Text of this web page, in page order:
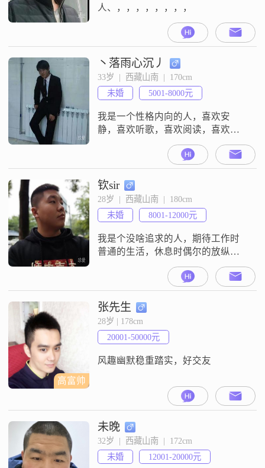
人、，，，，，，，，
丶落雨心沉丿
33岁  |  西藏山南  |  170cm
未婚
5001-8000元
我是一个性格内向的人，喜欢安
静，喜欢听歌，喜欢阅读，喜欢看
书，对择偶没什么太大的要求，只
要安心顾家真心对我，对我父母好
就行，当然了，我也会顾家，努力
工作，对你父母好，担起作为丈夫
的责任。
钦sir
28岁  |  西藏山南  |  180cm
未婚
8001-12000元
我是个没啥追求的人，期待工作时
普通的生活，休息时偶尔的放纵休
闲，休假时旅游看世界。期待遇见
一个温柔的她，有共同爱好和话
题，平平淡淡得过完一生。PS（俺
爱做饭旅游航拍打游戏，不抽烟不
喝酒不赌博，讨厌酒吧KTV）希望
女生直接大方
高富帅
张先生
28岁 | 178cm
20001-50000元
风趣幽默稳重踏实，好交友
未晚
32岁  |  西藏山南  |  172cm
未婚
12001-20000元